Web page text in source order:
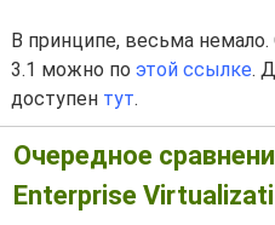
В принципе, весьма
3.1 можно по этой ссылке.
доступен тут.
Очередное
Enterprise